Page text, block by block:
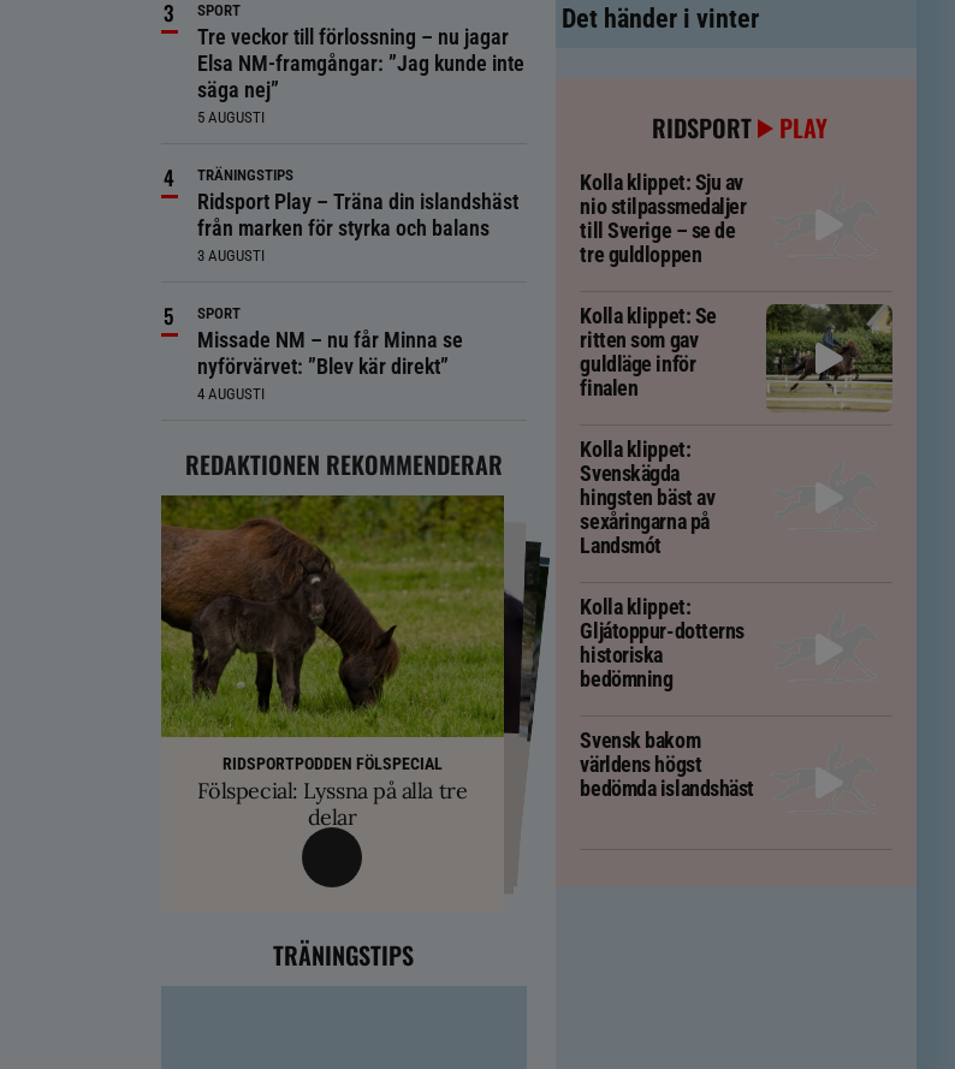
SPORT
Tre veckor till förlossning – nu jagar
Elsa NM-framgångar: ”Jag kunde inte
säga nej”
5 AUGUSTI
TRÄNINGSTIPS
Ridsport Play – Träna din islandshäst
från marken för styrka och balans
3 AUGUSTI
SPORT
Missade NM – nu får Minna se
nyförvärvet: ”Blev kär direkt”
4 AUGUSTI
REDAKTIONEN REKOMMENDERAR
RIDSPORTPODDEN FÖLSPECIAL
Fölspecial: Lyssna på alla tre
delar
TRÄNINGSTIPS
Balans och lösgjordhet krävs för att
övervinna travtakt i tölten
HÄSTÄGARTIPS
Färre hältor vid lösdrift – men kan
ge nya problem
SM-finalist till Tyskland och
exklusiva betäckningar
TRÄNINGSTIPS
Det händer i vinter
RIDSPORT PLAY
Kolla klippet: Sju av
nio stilpassmedaljer
till Sverige – se de
tre guldloppen
Kolla klippet: Se
ritten som gav
guldläge inför
finalen
Kolla klippet:
Svenskägda
hingsten bäst av
sexåringarna på
Landsmót
Kolla klippet:
Gljátoppur-dotterns
historiska
bedömning
Svensk bakom
världens högst
bedömda islandshäst